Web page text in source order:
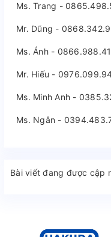
Ms. Trang -
Mr. Dũng -
Ms. Ánh -
Mr. Hiếu -
Ms. Minh Anh -
Ms. Ngân -
Bài viết đang được cập